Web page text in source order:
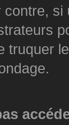
truquer